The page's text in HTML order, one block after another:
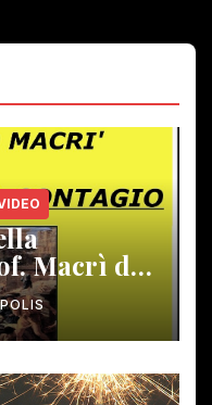
Macrì del